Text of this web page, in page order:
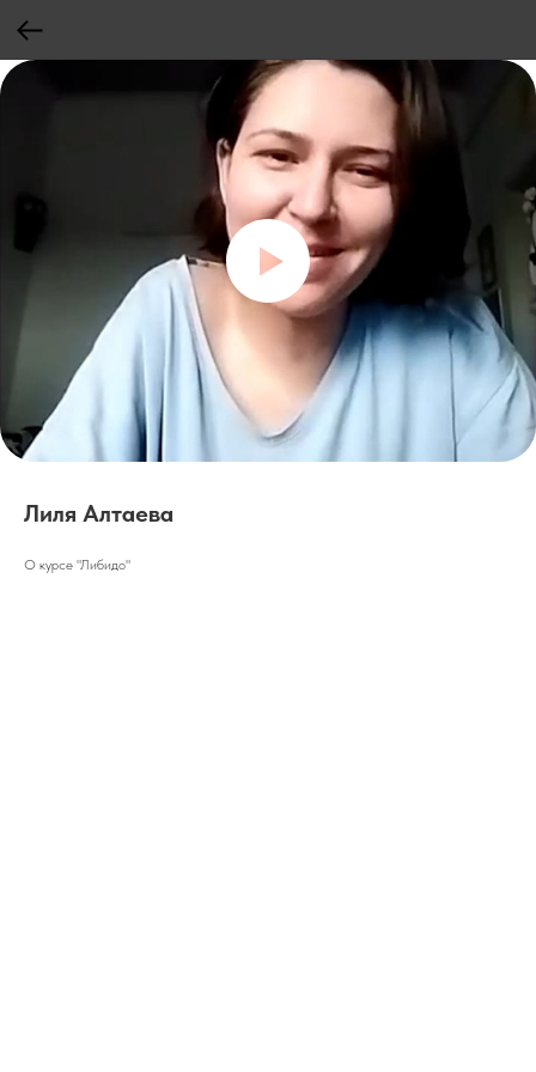
Лиля Алтаева
О курсе "Либидо"